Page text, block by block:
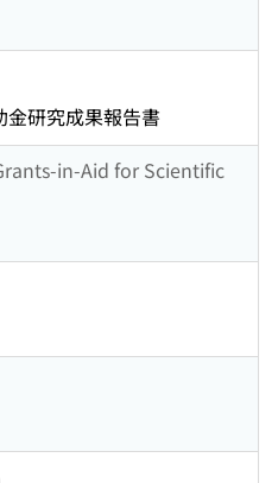
研究成果報告書
in-Aid for Scientific